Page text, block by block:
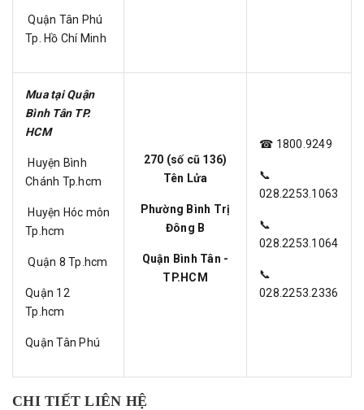
Quận Tân Phú
Tp. Hồ Chí Minh
Mua tại Quận
Bình Tân TP.
HCM
Huyện Bình
Chánh Tp.hcm
Huyện Hóc môn
Tp.hcm
Quận 8 Tp.hcm
Quận 12
Tp.hcm
Quận Tân Phú
270 (số cũ 136)
Tên Lửa
Phường Bình Trị
Đông B
Quận Bình Tân -
TP.HCM
☎ 1800.9249
📞
028.2253.1063
📞
028.2253.1064
📞
028.2253.2336
CHI TIẾT LIÊN HỆ